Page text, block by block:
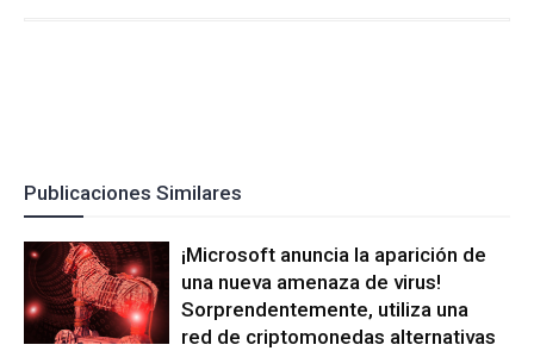
Publicaciones Similares
¡Microsoft anuncia la aparición de
una nueva amenaza de virus!
Sorprendentemente, utiliza una
red de criptomonedas alternativas